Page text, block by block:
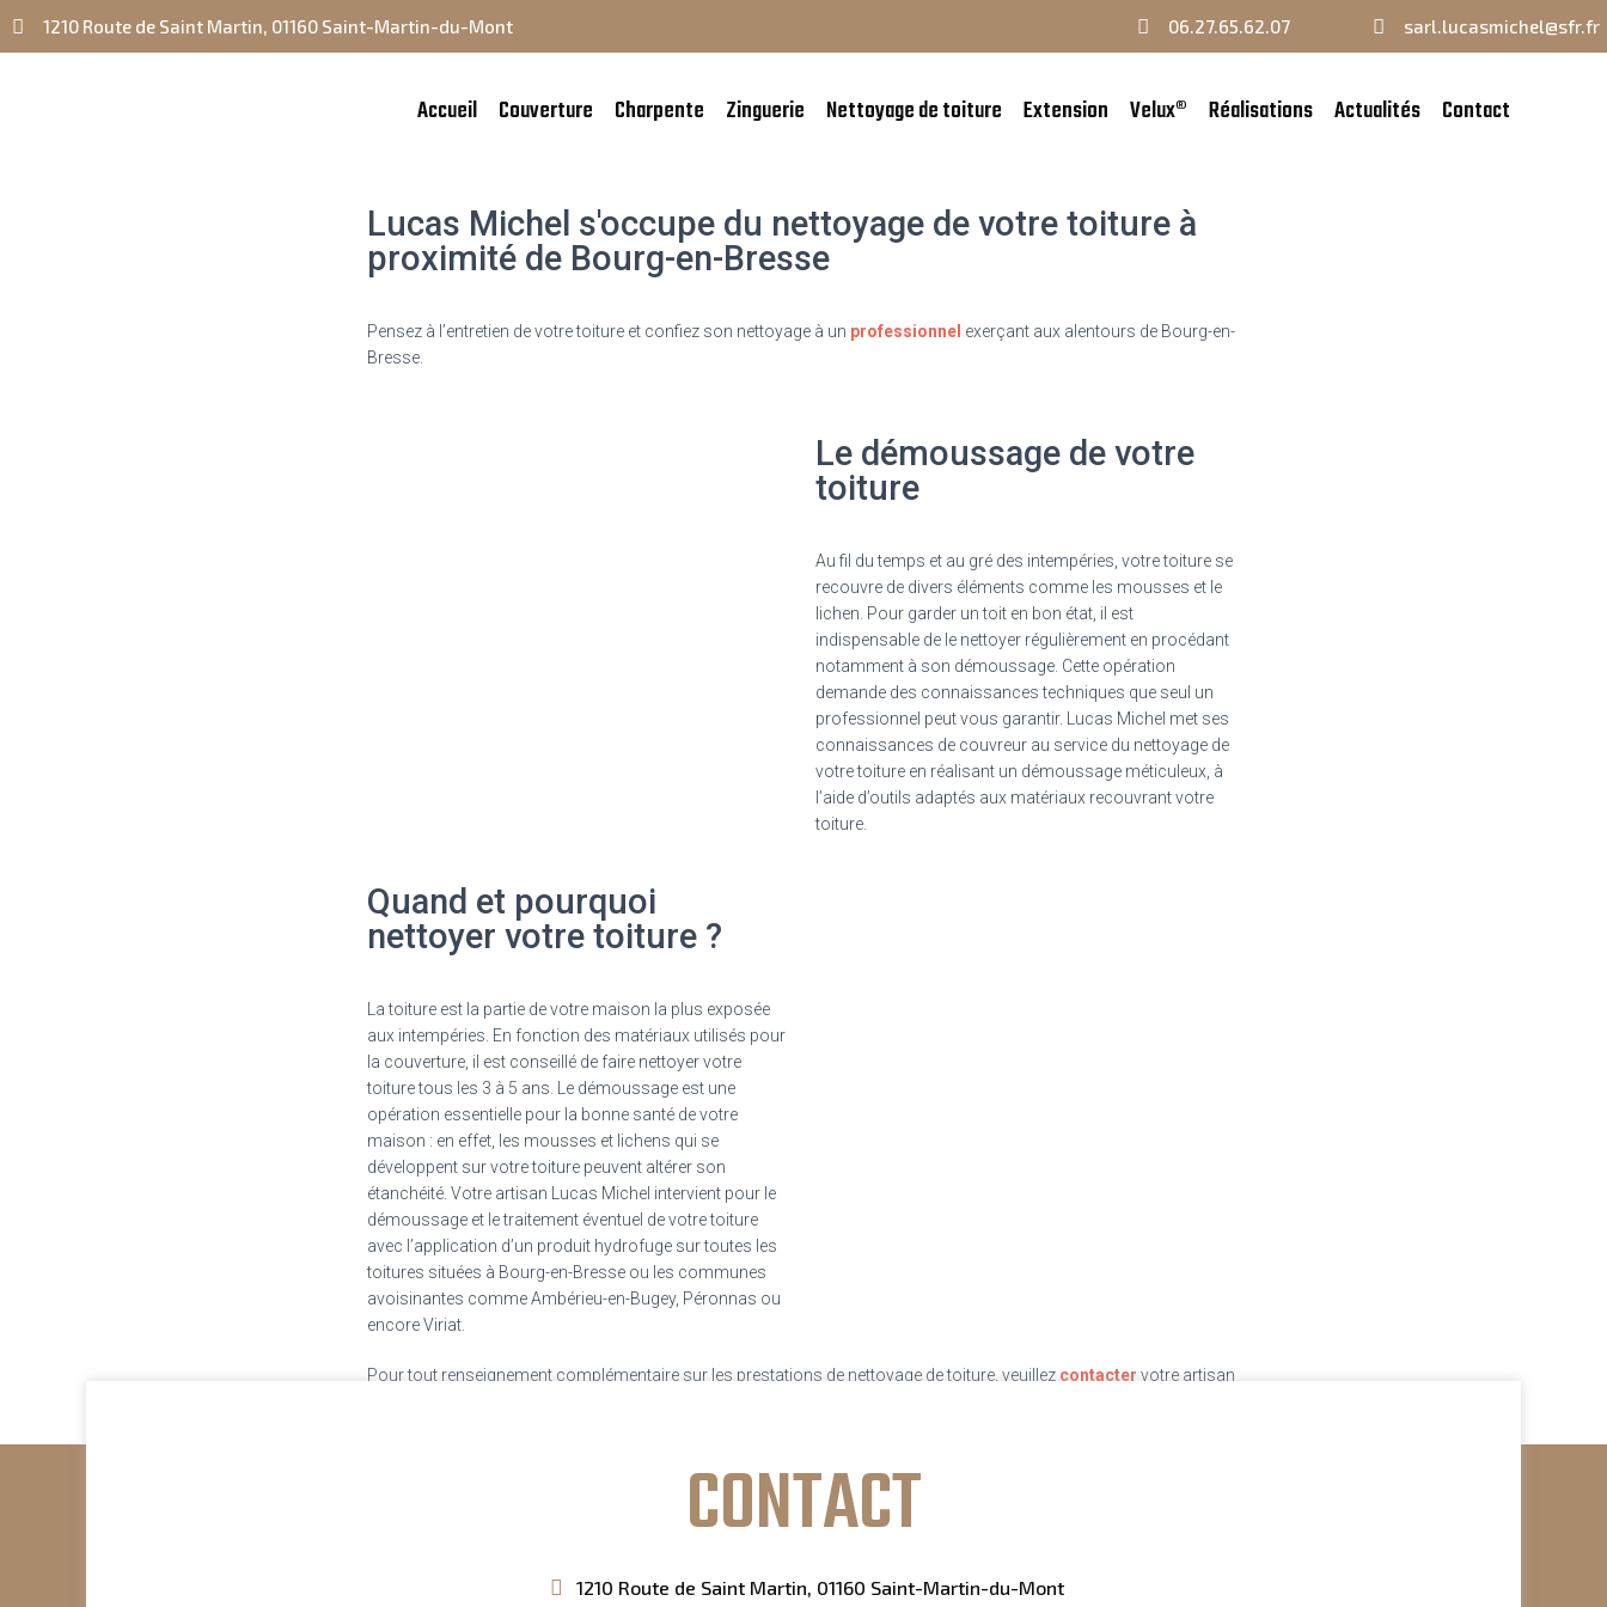
1210 Route de Saint Martin, 01160 Saint-Martin-du-Mont 06.27.65.62.07 sarl.lucasmichel@sfr.fr
Accueil Couverture Charpente Zinguerie Nettoyage de toiture Extension Velux® Réalisations Actualités Contact
Bresse
Lucas Michel s'occupe du nettoyage de votre toiture à
proximité de Bourg-en-Bresse
Pensez à l’entretien de votre toiture et confiez son nettoyage à un professionnel exerçant aux alentours de Bourg-en-
Bresse.
Le démoussage de votre
toiture
Au fil du temps et au gré des intempéries, votre toiture se
recouvre de divers éléments comme les mousses et le
lichen. Pour garder un toit en bon état, il est
indispensable de le nettoyer régulièrement en procédant
notamment à son démoussage. Cette opération
demande des connaissances techniques que seul un
professionnel peut vous garantir. Lucas Michel met ses
connaissances de couvreur au service du nettoyage de
votre toiture en réalisant un démoussage méticuleux, à
l’aide d’outils adaptés aux matériaux recouvrant votre
toiture.
Quand et pourquoi
nettoyer votre toiture ?
La toiture est la partie de votre maison la plus exposée
aux intempéries. En fonction des matériaux utilisés pour
la couverture, il est conseillé de faire nettoyer votre
toiture tous les 3 à 5 ans. Le démoussage est une
opération essentielle pour la bonne santé de votre
maison : en effet, les mousses et lichens qui se
développent sur votre toiture peuvent altérer son
étanchéité. Votre artisan Lucas Michel intervient pour le
démoussage et le traitement éventuel de votre toiture
avec l’application d’un produit hydrofuge sur toutes les
toitures situées à Bourg-en-Bresse ou les communes
avoisinantes comme Ambérieu-en-Bugey, Péronnas ou
encore Viriat.
Pour tout renseignement complémentaire sur les prestations de nettoyage de toiture, veuillez contacter votre artisan
CONTACT
1210 Route de Saint Martin, 01160 Saint-Martin-du-Mont